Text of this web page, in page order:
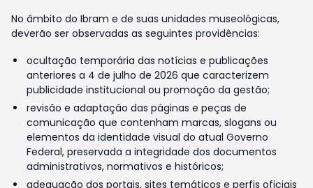
No âmbito do Ibram e de suas unidades museológicas,
deverão ser observadas as seguintes providências:
ocultação temporária das notícias e publicações
anteriores a 4 de julho de 2026 que caracterizem
publicidade institucional ou promoção da gestão;
revisão e adaptação das páginas e peças de
comunicação que contenham marcas, slogans ou
elementos da identidade visual do atual Governo
Federal, preservada a integridade dos documentos
administrativos, normativos e históricos;
adequação dos portais, sites temáticos e perfis oficiais